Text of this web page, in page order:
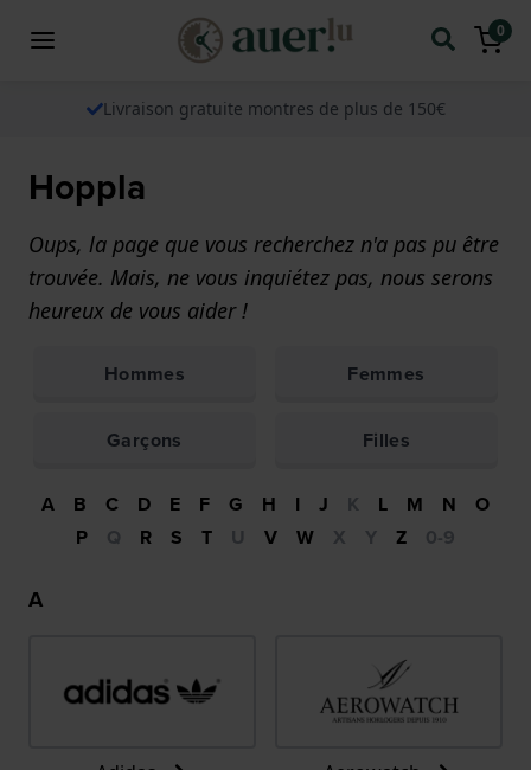
0
Livraison gratuite montres de plus de 150€
Hoppla
Oups, la page que vous recherchez n'a pas pu être
trouvée. Mais, ne vous inquiétez pas, nous serons
heureux de vous aider !
Hommes Femmes
Garçons Filles
A B C D E F G H I J K L M N
O
P
Q R S T U V W X Y Z 0-9
A